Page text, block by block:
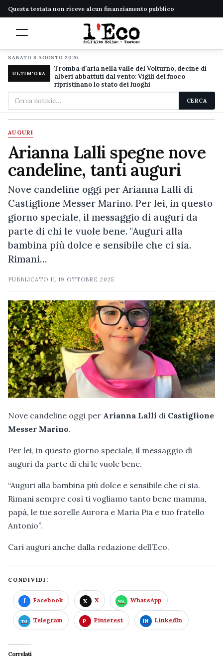
Questa testata non riceve alcun finanziamento pubblico
SABATO 8 AGOSTO 2026
ULTIM'ORA
Tromba d'aria nella valle del Volturno, decine di
alberi abbattuti dal vento: Vigili del fuoco
ripristinano lo stato dei luoghi
Cerca
nel
sito
CERCA
AUGURI
Arianna Lalli spegne nove
candeline, tanti auguri
Nove candeline oggi per Arianna Lalli di
Castiglione Messer Marino. Per lei, in questo
giorno speciale, il messaggio di auguri da
parte di chi le vuole bene. "Auguri alla
bambina più dolce e sensibile che ci sia.
Rimani…
PUBBLICATO IL19 OTTOBRE 2025
Nove candeline oggi per Arianna Lalli di Castiglione
Messer Marino.
Per lei, in questo giorno speciale, il messaggio di
auguri da parte di chi le vuole bene.
“Auguri alla bambina più dolce e sensibile che ci sia.
Rimani sempre così ti vogliamo tanto bene mamma,
papà, le tue sorelle Aurora e Maria Pia e tuo fratello
Antonio”.
Cari auguri anche dalla redazione dell’Eco.
CONDIVIDI:
Facebook X WhatsApp
Telegram Pinterest LinkedIn
Correlati